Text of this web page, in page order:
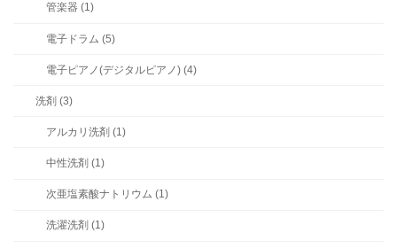
管楽器 (1)
電子ドラム (5)
電子ピアノ(デジタルピアノ) (4)
洗剤 (3)
アルカリ洗剤 (1)
中性洗剤 (1)
次亜塩素酸ナトリウム (1)
洗濯洗剤 (1)